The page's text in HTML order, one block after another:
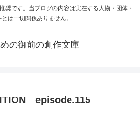
奨です。当ブログの内容は実在する人物・団体・
とは一切関係ありません。
の御前の創作文庫
episode.115